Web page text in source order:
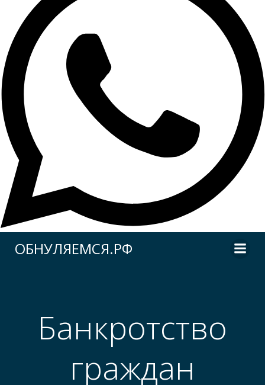
ОБНУЛЯЕМСЯ.РФ
Банкротство
граждан